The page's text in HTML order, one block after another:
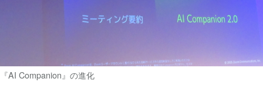
『AI Companion』の進化